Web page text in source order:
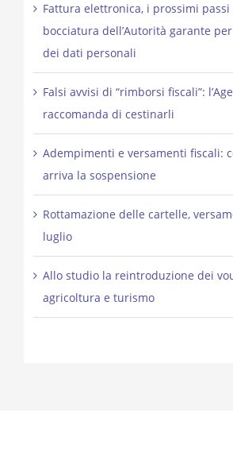
Fattura elettronica, i prossimi passi
bocciatura dell’Autorità garante
dei dati personali
Falsi avvisi di “rimborsi fiscali”:
raccomanda di cestinarli
Adempimenti e versamenti fiscali:
arriva la sospensione
Rottamazione delle cartelle,
luglio
Allo studio la reintroduzione dei
agricoltura e turismo